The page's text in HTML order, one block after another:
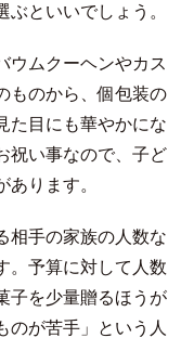
といいでしょう。
ウムクーヘンやカス
ものから、個包装の
た目にも華やかにな
祝い事なので、子ど
ります。
相手の家族の人数な
。予算に対して人数
子を少量贈るほうが
のが苦手」という人